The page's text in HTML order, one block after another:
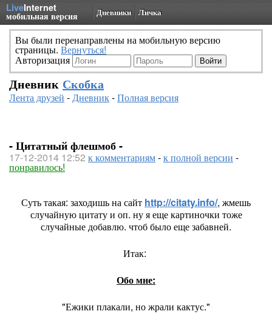
LiveInternet
мобильная версия Дневники Личка
Вы были перенаправлены на мобильную версию
страницы. Вернуться!
Авторизация
Дневник Скобка
Лента друзей -Дневник-Полная версия
- Цитатный флешмоб -
17-12-2014 12:52 к комментариям-к полной версии -
понравилось!
Суть такая: заходишь на сайт http://citaty.info/, жмешь
случайную цитату и оп. ну я еще картиночки тоже
случайные добавлю. чтоб было еще забавней.
Итак:
Обо мне:
"Ежики плакали, но жрали кактус."